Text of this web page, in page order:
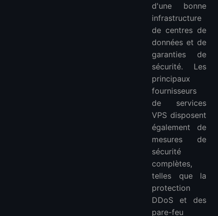
d'une bonne
infrastructure
de centres de
données et de
garanties de
sécurité. Les
principaux
fournisseurs
de services
VPS disposent
également de
mesures de
sécurité
complètes,
telles que la
protection
DDoS et des
pare-feu